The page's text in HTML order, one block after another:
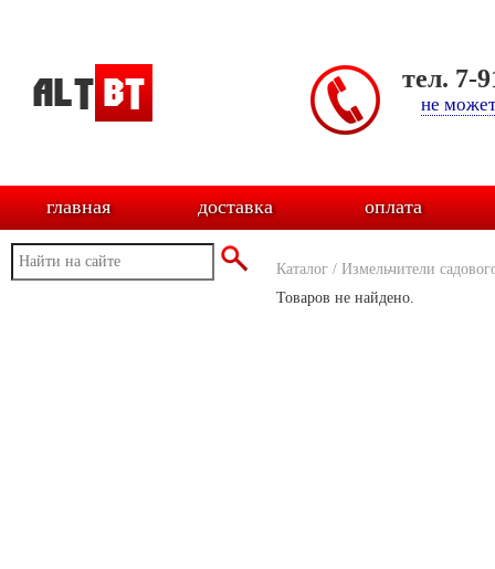
тел. 7-
не
главная доставка оплата
Каталог / Измельчители
Товаров не найдено.